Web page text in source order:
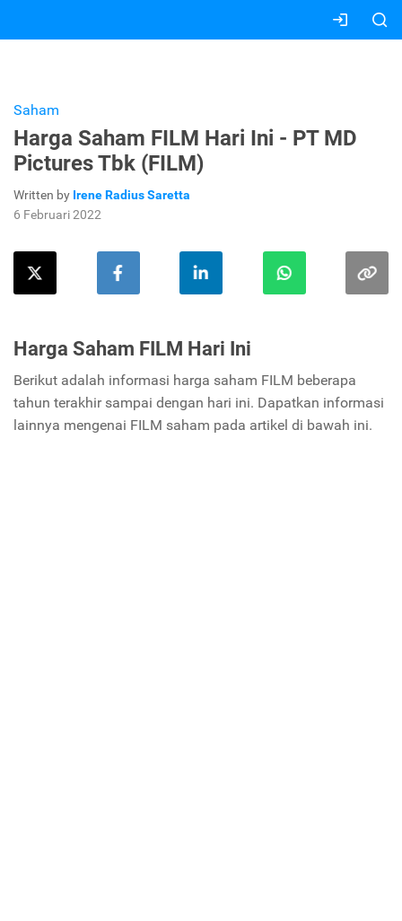
Saham
Harga Saham FILM Hari Ini - PT MD
Pictures Tbk (FILM)
Written by Irene Radius Saretta
6 Februari 2022
Harga Saham FILM Hari Ini
Berikut adalah informasi harga saham FILM beberapa
tahun terakhir sampai dengan hari ini. Dapatkan informasi
lainnya mengenai FILM saham pada artikel di bawah ini.